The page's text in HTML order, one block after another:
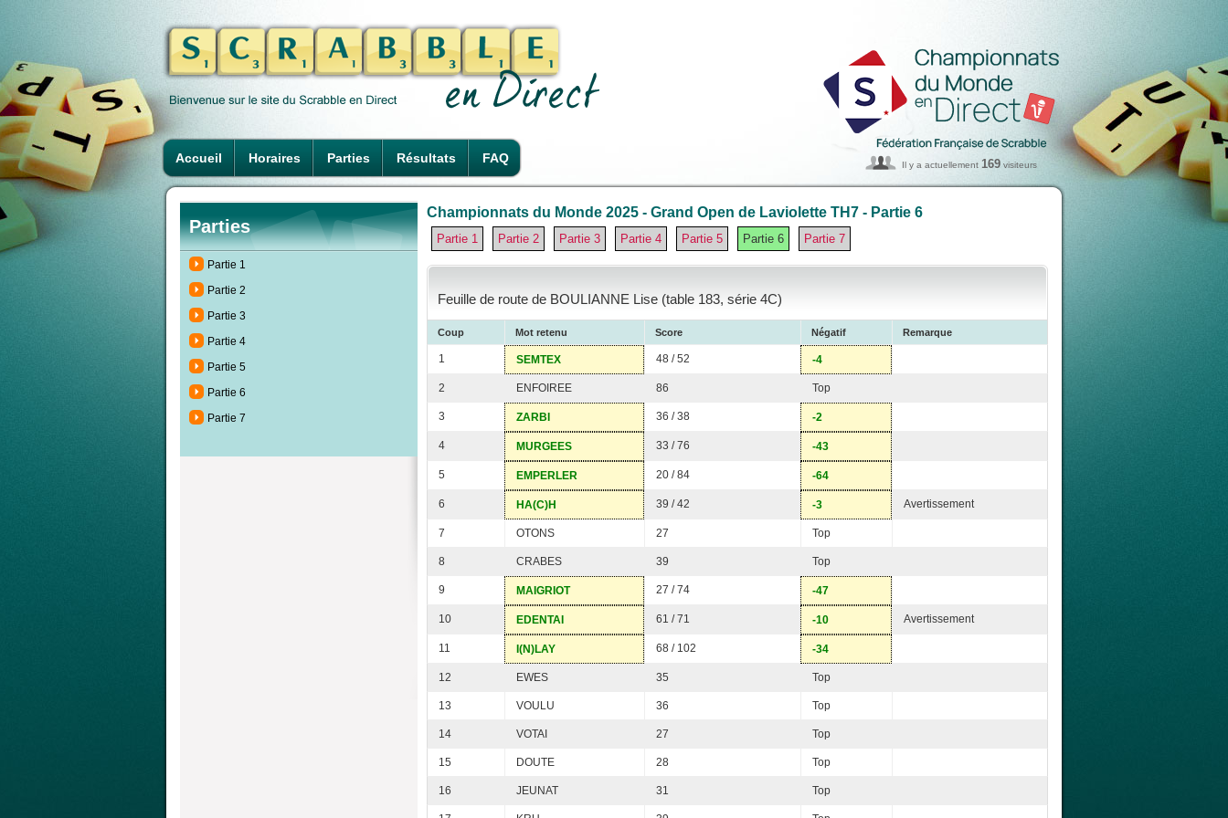
Accueil Horaires Parties Résultats FAQ Il y a actuellement 169 visiteurs
Parties
Partie 1
Partie 2
Partie 3
Partie 4
Partie 5
Partie 6
Partie 7
Championnats du Monde 2025 - Grand Open de Laviolette TH7 - Partie 6
Partie 1 Partie 2 Partie 3 Partie 4 Partie 5 Partie 6 Partie 7
Feuille de route de BOULIANNE Lise (table 183, série 4C)
Coup Mot retenu Score Négatif Remarque
1 SEMTEX 48 / 52 -4
2 ENFOIREE 86 Top
3 ZARBI 36 / 38 -2
4 MURGEES 33 / 76 -43
5 EMPERLER 20 / 84 -64
6 HA(C)H 39 / 42 -3 Avertissement
7 OTONS 27 Top
8 CRABES 39 Top
9 MAIGRIOT 27 / 74 -47
10 EDENTAI 61 / 71 -10 Avertissement
11 I(N)LAY 68 / 102 -34
12 EWES 35 Top
13 VOULU 36 Top
14 VOTAI 27 Top
15 DOUTE 28 Top
16 JEUNAT 31 Top